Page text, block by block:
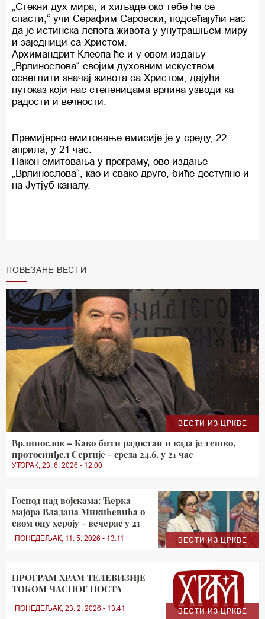
„Стекни дух мира, и хиљаде око тебе ће се
спасти,“ учи Серафим Саровски, подсећајући нас
да је истинска лепота живота у унутрашњем миру
и заједници са Христом.
Архимандрит Клеопа ће и у овом издању
„Врлинослова“ својим духовним искуством
осветлити значај живота са Христом, дајући
путоказ који нас степеницама врлина узводи ка
радости и вечности.
Премијерно емитовање емисије је у среду, 22.
априла, у 21 час.
Након емитовања у програму, ово издање
„Врлинослова“, као и свако друго, биће доступно и
на Јутјуб каналу.
ПОВЕЗАНЕ ВЕСТИ
ВЕСТИ ИЗ ЦРКВЕ
Врлинослов – Како бити радостан и када је тешко,
протосинђел Сергије - среда 24.6. у 21 час
УТОРАК, 23. 6. 2026 - 12:00
ВЕСТИ ИЗ ЦРКВЕ
Господ над војскама: Ћерка
мајора Владана Микићевића о
свом оцу хероју - вечерас у 21
ПОНЕДЕЉАК, 11. 5. 2026 - 13:11
ВЕСТИ ИЗ ЦРКВЕ
ПРОГРАМ ХРАМ ТЕЛЕВИЗИЈЕ
ТОКОМ ЧАСНОГ ПОСТА
ПОНЕДЕЉАК, 23. 2. 2026 - 13:41